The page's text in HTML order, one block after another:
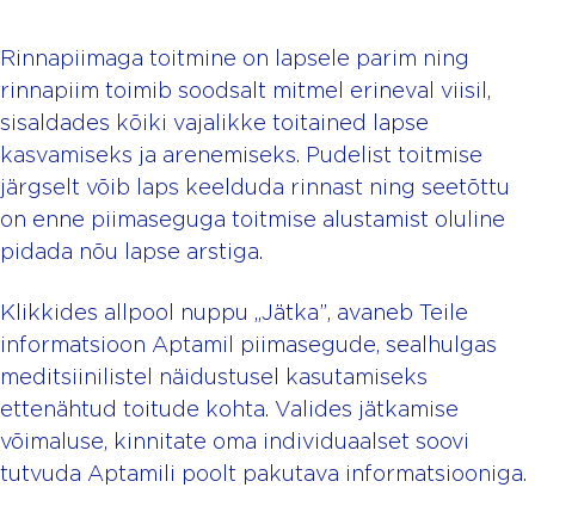
не более пяти маленьких
все пройдет идеально! Обязательно
кто-то устанет, также вероятно,
тому, что после угощения маленьких
помочь присмотреть за Вашим
гостей, или когда Вам будет
еду, выберите что-нибудь такое,
Rinnapiimaga toitmine on lapsele parim ning
rinnapiim toimib soodsalt mitmel erineval viisil,
sisaldades kõiki vajalikke toitained lapse
kasvamiseks ja arenemiseks. Pudelist toitmise
järgselt võib laps keelduda rinnast ning seetõttu
on enne piimaseguga toitmise alustamist oluline
pidada nõu lapse arstiga.
Klikkides allpool nuppu „Jätka”, avaneb Teile
informatsioon Aptamil piimasegude, sealhulgas
meditsiinilistel näidustusel kasutamiseks
ettenähtud toitude kohta. Valides jätkamise
võimaluse, kinnitate oma individuaalset soovi
tutvuda Aptamili poolt pakutava informatsiooniga.